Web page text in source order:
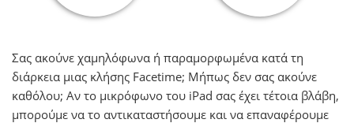
Σας ακούνε χαμηλόφωνα ή παραμορφωμένα κατά τη
διάρκεια μιας κλήσης Facetime; Μήπως δεν σας ακούνε
καθόλου; Αν το μικρόφωνο του iPad σας έχει τέτοια βλάβη,
μπορούμε να το αντικαταστήσουμε και να επαναφέρουμε